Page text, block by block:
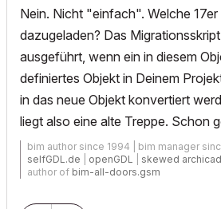
Nein. Nicht "einfach". Welche
dazugeladen? Das
ausgeführt, wenn ein in diesem
definiertes Objekt in Deinem
in das neue Objekt konvertiert
liegt also eine alte Treppe. Schon
bim author since 1994 | bim manager
selfGDL.de
openGDL skewed
author of bim-all-doors.gsm